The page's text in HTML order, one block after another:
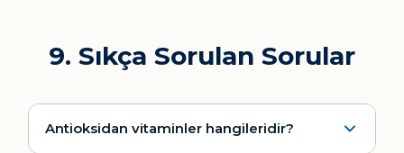
9. Sıkça Sorulan Sorular
Antioksidan vitaminler hangileridir?